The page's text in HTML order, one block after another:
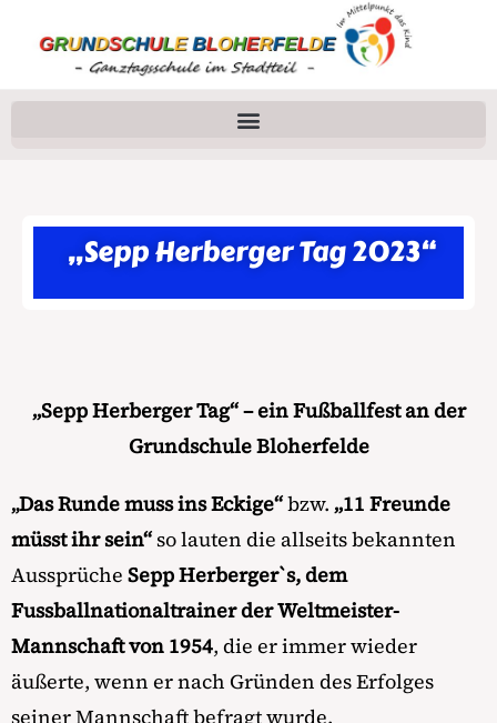
„Sepp Herberger Tag 2023“
„Sepp Herberger Tag“ – ein Fußballfest an der
Grundschule Bloherfelde
„Das Runde muss ins Eckige“bzw. „11 Freunde
müsst ihr sein“so lauten die allseits bekannten
Aussprüche Sepp Herberger`s, dem
Fussballnationaltrainer derWeltmeister-
Mannschaft von 1954, die er immer wieder
äußerte, wenn er nach Gründen des Erfolges
seiner Mannschaft befragt wurde.